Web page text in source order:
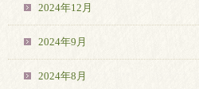
2024年12月
2024年9月
2024年8月